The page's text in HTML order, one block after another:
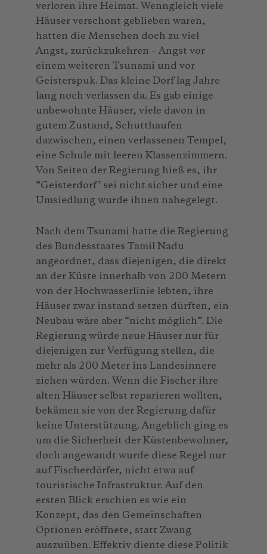
verloren ihre Heimat. Wenngleich viele
Häuser verschont geblieben waren,
hatten die Menschen doch zu viel
Angst, zurückzukehren – Angst vor
einem weiteren Tsunami und vor
Geisterspuk. Das kleine Dorf lag Jahre
lang noch verlassen da. Es gab einige
unbewohnte Häuser, viele davon in
gutem Zustand, Schutthaufen
dazwischen, einen verlassenen Tempel,
eine Schule mit leeren Klassenzimmern.
Von Seiten der Regierung hieß es, ihr
“Geisterdorf’ sei nicht sicher und eine
Umsiedlung wurde ihnen nahegelegt.
Nach dem Tsunami hatte die Regierung
des Bundesstaates Tamil Nadu
angeordnet, dass diejenigen, die direkt
an der Küste innerhalb von 200 Metern
von der Hochwasserlinie lebten, ihre
Häuser zwar instand setzen dürften, ein
Neubau wäre aber “nicht möglich”. Die
Regierung würde neue Häuser nur für
diejenigen zur Verfügung stellen, die
mehr als 200 Meter ins Landesinnere
ziehen würden. Wenn die Fischer ihre
alten Häuser selbst reparieren wollten,
bekämen sie von der Regierung dafür
keine Unterstützung. Angeblich ging es
um die Sicherheit der Küstenbewohner,
doch angewandt wurde diese Regel nur
auf Fischerdörfer, nicht etwa auf
touristische Infrastruktur. Auf den
ersten Blick erschien es wie ein
Konzept, das den Gemeinschaften
Optionen eröffnete, statt Zwang
auszuüben. Effektiv diente diese Politik